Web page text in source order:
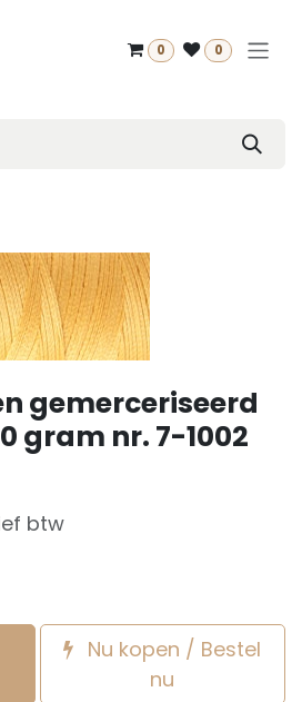
0 0
gemerceriseerd
gram nr. 7-1002
btw
Nu kopen / Bestel
nu